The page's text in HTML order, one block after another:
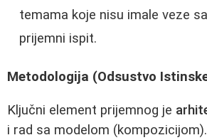
temama koje nisu imale veze
prijemni ispit.
Metodologija (Odsustvo
Ključni element prijemnog je
i rad sa modelom